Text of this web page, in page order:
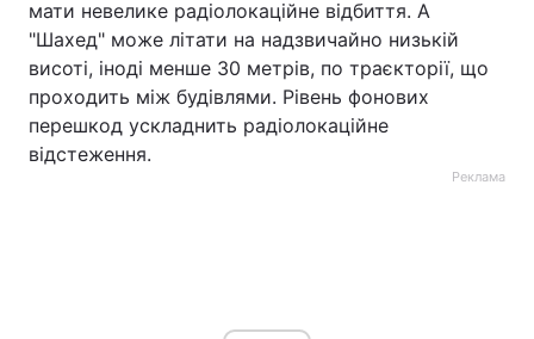
мати невелике радіолокаційне відбиття. А
"Шахед" може літати на надзвичайно низькій
висоті, іноді менше 30 метрів, по траєкторії, що
проходить між будівлями. Рівень фонових
перешкод ускладнить радіолокаційне
відстеження.
Реклама